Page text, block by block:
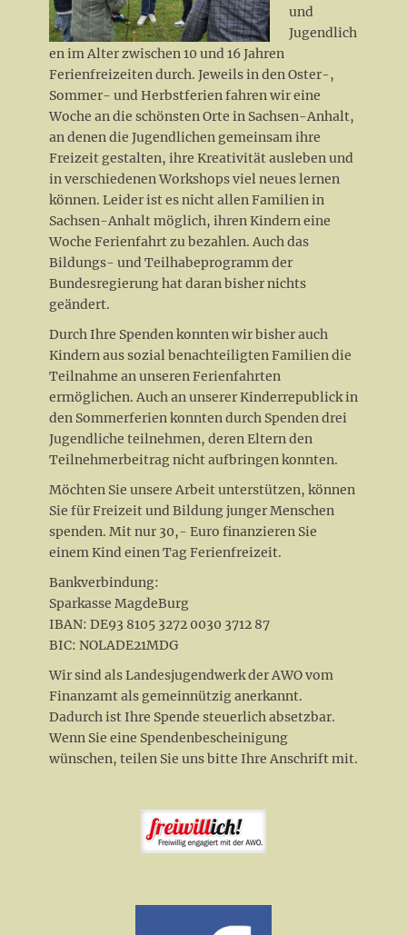
und
Jugendlich
en im Alter zwischen 10 und 16 Jahren
Ferienfreizeiten durch. Jeweils in den Oster-,
Sommer- und Herbstferien fahren wir eine
Woche an die schönsten Orte in Sachsen-Anhalt,
an denen die Jugendlichen gemeinsam ihre
Freizeit gestalten, ihre Kreativität ausleben und
in verschiedenen Workshops viel neues lernen
können. Leider ist es nicht allen Familien in
Sachsen-Anhalt möglich, ihren Kindern eine
Woche Ferienfahrt zu bezahlen. Auch das
Bildungs- und Teilhabeprogramm der
Bundesregierung hat daran bisher nichts
geändert.
Durch Ihre Spenden konnten wir bisher auch
Kindern aus sozial benachteiligten Familien die
Teilnahme an unseren Ferienfahrten
ermöglichen. Auch an unserer Kinderrepublick in
den Sommerferien konnten durch Spenden drei
Jugendliche teilnehmen, deren Eltern den
Teilnehmerbeitrag nicht aufbringen konnten.
Möchten Sie unsere Arbeit unterstützen, können
Sie für Freizeit und Bildung junger Menschen
spenden. Mit nur 30,- Euro finanzieren Sie
einem Kind einen Tag Ferienfreizeit.
Bankverbindung:
Sparkasse MagdeBurg
IBAN: DE93 8105 3272 0030 3712 87
BIC: NOLADE21MDG
Wir sind als Landesjugendwerk der AWO vom
Finanzamt als gemeinnützig anerkannt.
Dadurch ist Ihre Spende steuerlich absetzbar.
Wenn Sie eine Spendenbescheinigung
wünschen, teilen Sie uns bitte Ihre Anschrift mit.